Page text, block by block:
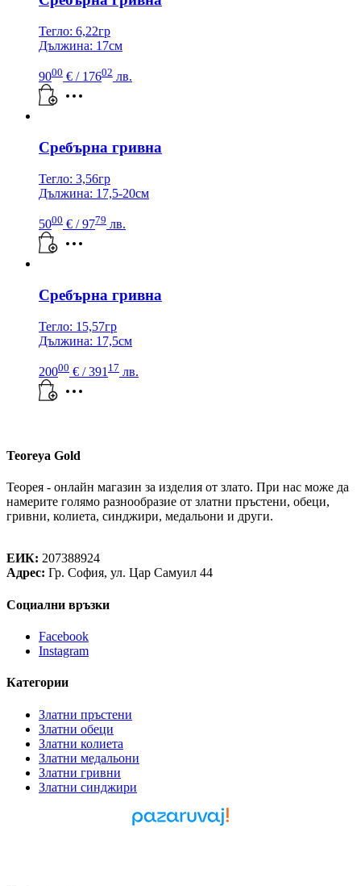
Тегло: 6,22гр
Дължина: 17см
9000 € / 17602 лв.
Сребърна гривна
Тегло: 3,56гр
Дължина: 17,5-20см
5000 € / 9779 лв.
Сребърна гривна
Тегло: 15,57гр
Дължина: 17,5см
20000 € / 391 17 лв.
Teoreya Gold
Теорея - онлайн магазин за изделия от злато. При нас може да
намерите голямо разнообразие от златни пръстени, обеци,
гривни, колиета, синджири, медальони и други.
ЕИК: 207388924
Адрес: Гр. София, ул. Цар Самуил 44
Социални връзки
Facebook
Instagram
Категории
Златни пръстени
Златни обеци
Златни колиета
Златни медальони
Златни гривни
Златни синджири